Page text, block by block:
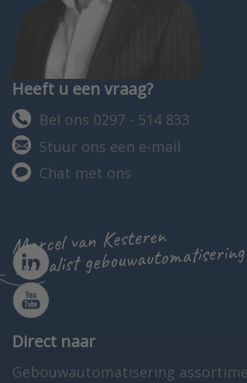
Heeft u een vraag?
Bel ons 0297 - 514 833
Stuur ons een e-mail
Chat met ons
Marcel van Kesteren
specialist gebouwautomatisering
Direct naar
Gebouwautomatisering